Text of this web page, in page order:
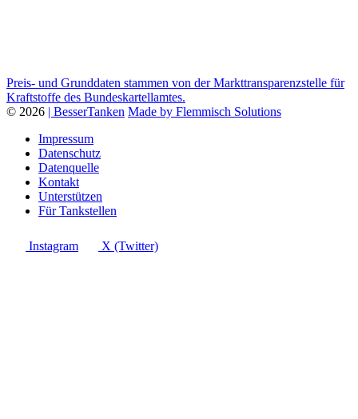
Preis- und Grunddaten stammen von der Markttransparenzstelle für
Kraftstoffe des Bundeskartellamtes.
© 2026 | BesserTanken Made by Flemmisch Solutions
Impressum
Datenschutz
Datenquelle
Kontakt
Unterstützen
Für Tankstellen
Instagram X (Twitter)